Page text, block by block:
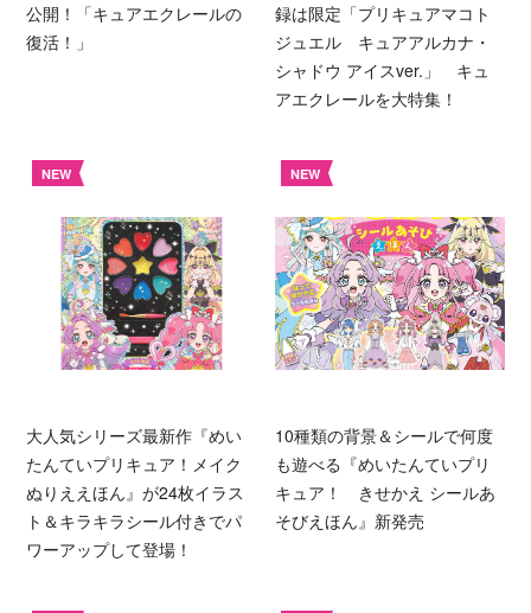
公開！「キュアエクレールの
復活！」
録は限定「プリキュアマコト
ジュエル キュアアルカナ・
シャドウ アイスver.」 キュ
アエクレールを大特集！
NEW
大人気シリーズ最新作『めい
たんていプリキュア！メイク
ぬりええほん』が24枚イラス
ト＆キラキラシール付きでパ
ワーアップして登場！
NEW
10種類の背景＆シールで何度
も遊べる『めいたんていプリ
キュア！ きせかえ シールあ
そびえほん』新発売